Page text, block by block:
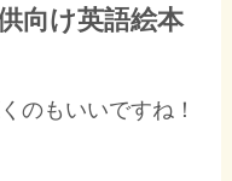
向け英語絵本
のもいいですね！